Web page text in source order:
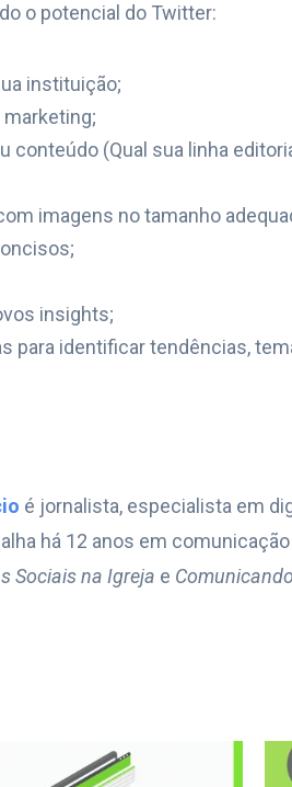
o potencial do Twitter:
instituição;
conteúdo (Qual sua linha
imagens no tamanho
insights;
para identificar tendências,
é jornalista, especialista em
há 12 anos em
Sociais na Igreja e